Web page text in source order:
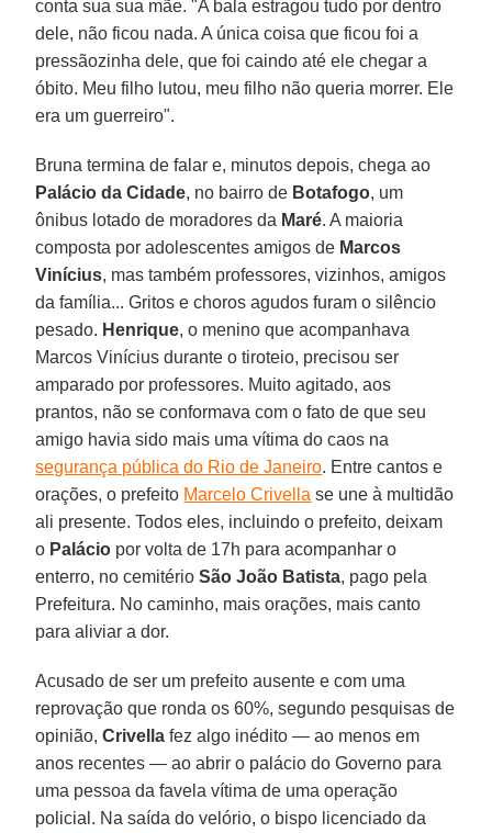
conta sua sua mãe. "A bala estragou tudo por dentro
dele, não ficou nada. A única coisa que ficou foi a
pressãozinha dele, que foi caindo até ele chegar a
óbito. Meu filho lutou, meu filho não queria morrer. Ele
era um guerreiro".
Bruna termina de falar e, minutos depois, chega ao
Palácio da Cidade, no bairro de Botafogo, um
ônibus lotado de moradores da Maré. A maioria
composta por adolescentes amigos de Marcos
Vinícius, mas também professores, vizinhos, amigos
da família... Gritos e choros agudos furam o silêncio
pesado. Henrique, o menino que acompanhava
Marcos Vinícius durante o tiroteio, precisou ser
amparado por professores. Muito agitado, aos
prantos, não se conformava com o fato de que seu
amigo havia sido mais uma vítima do caos na
segurança pública do Rio de Janeiro. Entre cantos e
orações, o prefeito Marcelo Crivella se une à multidão
ali presente. Todos eles, incluindo o prefeito, deixam
o Palácio por volta de 17h para acompanhar o
enterro, no cemitérioSão João Batista, pago pela
Prefeitura. No caminho, mais orações, mais canto
para aliviar a dor.
Acusado de ser um prefeito ausente e com uma
reprovação que ronda os 60%, segundo pesquisas de
opinião,Crivella fez algo inédito — ao menos em
anos recentes — ao abrir o palácio do Governo para
uma pessoa da favela vítima de uma operação
policial. Na saída do velório, o bispo licenciado da